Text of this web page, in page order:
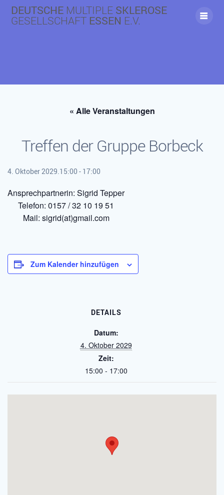
Skip
to
content
DEUTSCHE MULTIPLE SKLEROSE
GESELLSCHAFT ESSEN E.V.
« Alle Veranstaltungen
Treffen der Gruppe Borbeck
4. Oktober 2029.15:00 - 17:00
Ansprechpartnerin: Sigrid Tepper
Telefon: 0157 / 32 10 19 51
Mail: sigrid(at)gmail.com
Zum Kalender hinzufügen
DETAILS
Datum:
4. Oktober 2029
Zeit:
15:00 - 17:00